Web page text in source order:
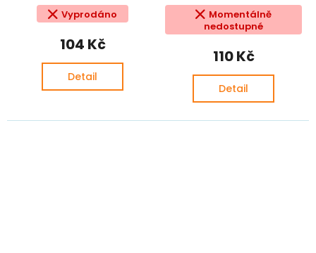
Vyprodáno
104 Kč
Detail
Momentálně
nedostupné
110 Kč
Detail